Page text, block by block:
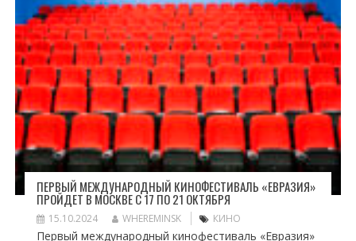
ПЕРВЫЙ МЕЖДУНАРОДНЫЙ КИНОФЕСТИВАЛЬ «ЕВРАЗИЯ»
ПРОЙДЕТ В МОСКВЕ С 17 ПО 21 ОКТЯБРЯ
15.10.2024 WHEREMINSK КИНО
Первый международный кинофестиваль «Евразия»